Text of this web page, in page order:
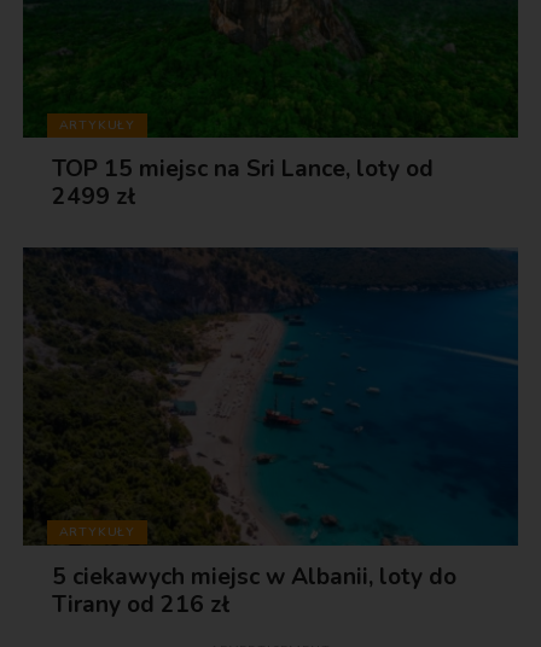
ARTYKUŁY
TOP 15 miejsc na Sri Lance, loty od
2499 zł
ARTYKUŁY
5 ciekawych miejsc w Albanii, loty do
Tirany od 216 zł